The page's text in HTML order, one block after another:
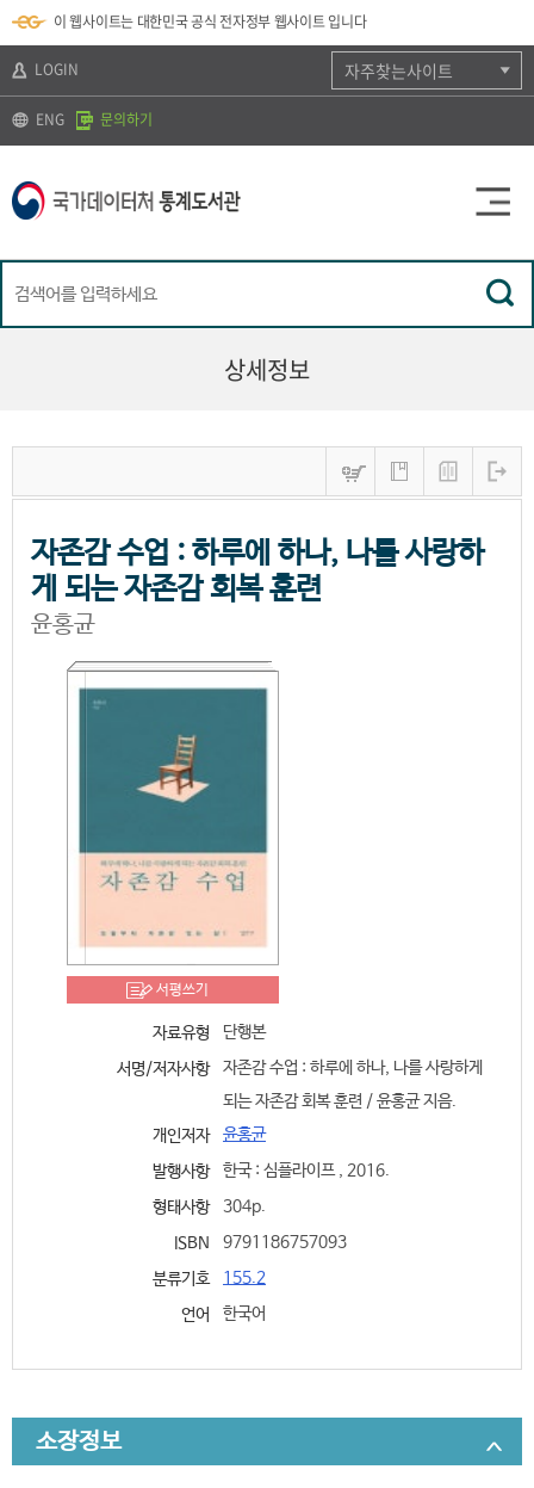
바
로
기
가
기
k
t
)
바
로
기
보
바
가
기
이 웹사이트는 대한민국 공식 전자정부 웹사이트 입니다
LOGIN
ENG 문의하기
자주찾는사이트
상세정보
자존감 수업 : 하루에 하나, 나를 사랑하
게 되는 자존감 회복 훈련
윤홍균
서평쓰기
자료유형
단행본
서명/저자사항
자존감 수업 : 하루에 하나, 나를 사랑하게
되는 자존감 회복 훈련 / 윤홍균 지음.
개인저자
윤홍균
발행사항
한국 : 심플라이프 , 2016.
형태사항
304p.
ISBN
9791186757093
분류기호
155.2
언어
한국어
소장정보